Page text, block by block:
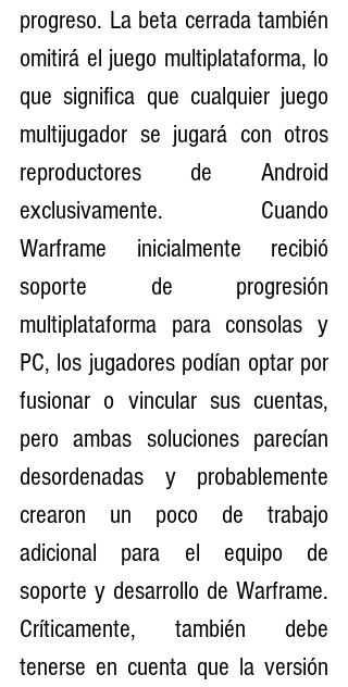
progreso. La beta cerrada también
omitirá el juego multiplataforma, lo
que significa que cualquier juego
multijugador se jugará con otros
reproductores de Android
exclusivamente. Cuando
Warframe inicialmente recibió
soporte de progresión
multiplataforma para consolas y
PC, los jugadores podían optar por
fusionar o vincular sus cuentas,
pero ambas soluciones parecían
desordenadas y probablemente
crearon un poco de trabajo
adicional para el equipo de
soporte y desarrollo de Warframe.
Críticamente, también debe
tenerse en cuenta que la versión